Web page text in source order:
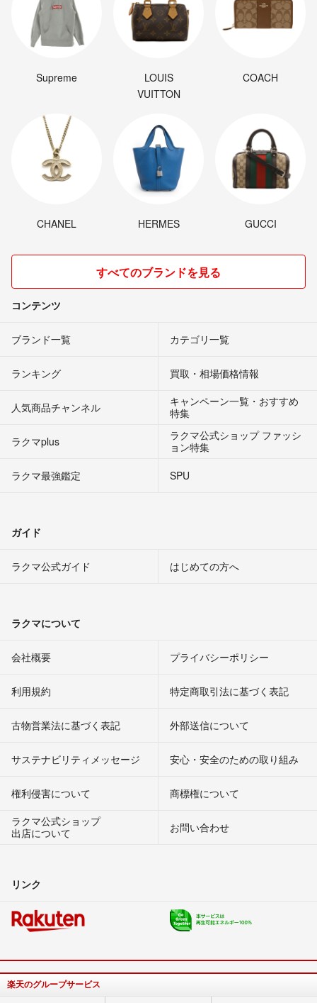
Supreme
LOUIS
VUITTON
COACH
CHANEL HERMES GUCCI
すべてのブランドを見る
コンテンツ
ブランド一覧 カテゴリ一覧
ランキング 買取・相場価格情報
人気商品チャンネル
キャンペーン一覧・おすすめ
特集
ラクマplus
ラクマ公式ショップ ファッシ
ョン特集
ラクマ最強鑑定
SPU
ガイド
ラクマ公式ガイド はじめての方へ
ラクマについて
会社概要 プライバシーポリシー
利用規約 特定商取引法に基づく表記
古物営業法に基づく表記 外部送信について
サステナビリティメッセージ 安心・安全のための取り組み
権利侵害について
商標権について
ラクマ公式ショップ
出店について
お問い合わせ
リンク
楽天のグループサービス